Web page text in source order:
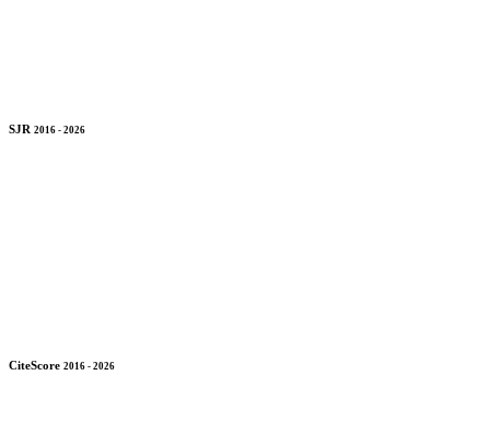
SJR 2016 - 2026
CiteScore 2016 - 2026